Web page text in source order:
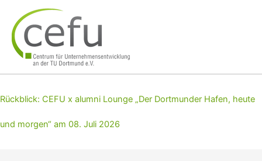
Inhalt
springen
Rückblick: CEFU x alumni Lounge „Der Dortmunder Hafen, heute
und morgen“ am 08. Juli 2026